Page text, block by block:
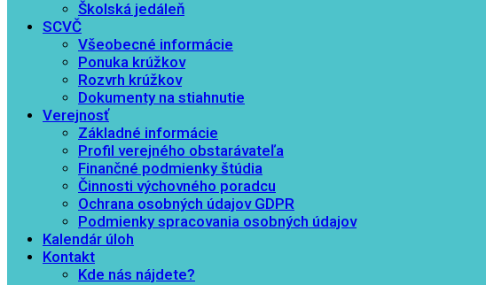
Školská jedáleň
SCVČ
Všeobecné informácie
Ponuka krúžkov
Rozvrh krúžkov
Dokumenty na stiahnutie
Verejnosť
Základné informácie
Profil verejného obstarávateľa
Finančné podmienky štúdia
Činnosti výchovného poradcu
Ochrana osobných údajov GDPR
Podmienky spracovania osobných údajov
Kalendár úloh
Kontakt
Kde nás nájdete?